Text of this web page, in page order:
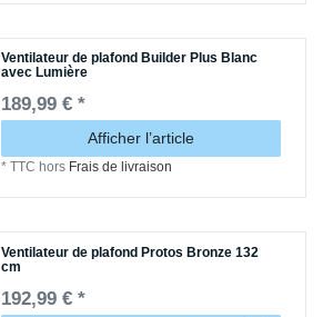
Ventilateur de plafond Builder Plus Blanc
avec Lumière
189,99 € *
Afficher l’article
*TTC hors Frais de livraison
Ventilateur de plafond Protos Bronze 132
cm
192,99 € *